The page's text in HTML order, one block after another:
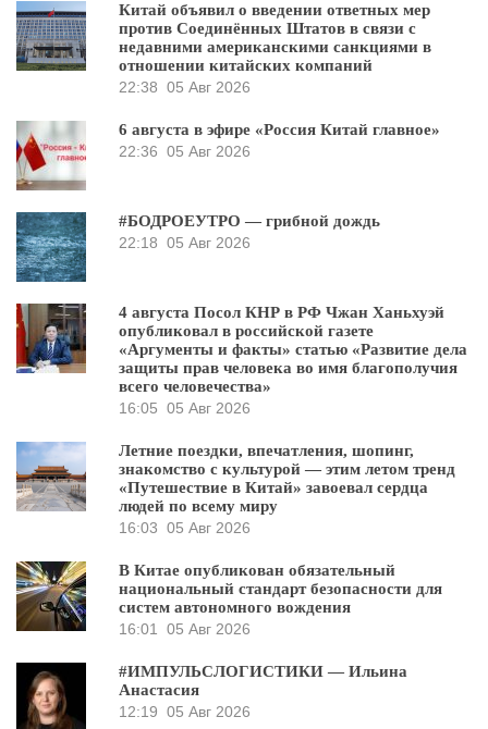
Китай объявил о введении ответных мер
против Соединённых Штатов в связи с
недавними американскими санкциями в
отношении китайских компаний
22:38 05 Авг 2026
6 августа в эфире «Россия Китай главное»
22:36 05 Авг 2026
#БОДРОЕУТРО — грибной дождь
22:18 05 Авг 2026
4 августа Посол КНР в РФ Чжан Ханьхуэй
опубликовал в российской газете
«Аргументы и факты» статью «Развитие дела
защиты прав человека во имя благополучия
всего человечества»
16:05 05 Авг 2026
Летние поездки, впечатления, шопинг,
знакомство с культурой — этим летом тренд
«Путешествие в Китай» завоевал сердца
людей по всему миру
16:03 05 Авг 2026
В Китае опубликован обязательный
национальный стандарт безопасности для
систем автономного вождения
16:01
05 Авг 2026
#ИМПУЛЬСЛОГИСТИКИ — Ильина
Анастасия
12:19 05 Авг 2026